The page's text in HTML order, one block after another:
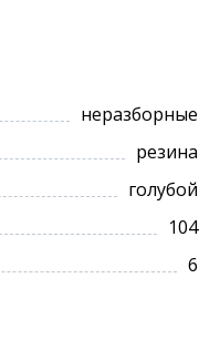
неразборные
резина
голубой
104
6